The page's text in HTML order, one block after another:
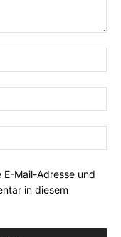
E-Mail-Adresse und
in diesem